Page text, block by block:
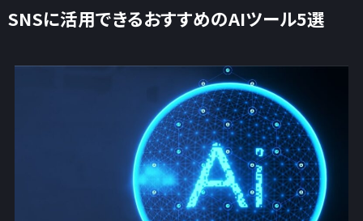
SNSに活用できるおすすめのAIツール5選